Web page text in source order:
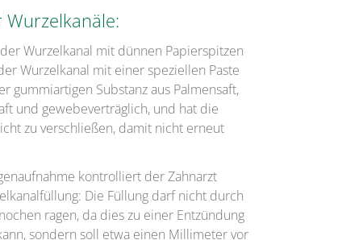
Wurzelkanal mit dünnen Papierspitzen
Wurzelkanal mit einer speziellen Paste
gummiartigen Substanz aus Palmensaft,
und gewebeverträglich, und hat die
zu verschließen, damit nicht erneut
kontrolliert der Zahnarzt
Die Füllung darf nicht durch
ragen, da dies zu einer Entzündung
sondern soll etwa einen Millimeter vor